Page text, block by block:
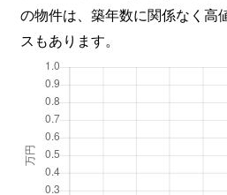
の物件は、築年数に関係なく高
スもあります。